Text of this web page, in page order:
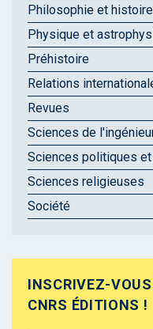
Philosophie et
Physique et
Préhistoire
Relations
Revues
Sciences de
Sciences politiques
Sciences religieuses
Société
INSCRIVEZ-
CNRS ÉDITIONS !